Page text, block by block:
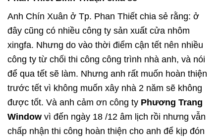
Anh Chín Xuân ở Tp. Phan Thiết chia sẻ rằng: ở
đây cũng có nhiều công ty sản xuất cửa nhôm
xingfa. Nhưng do vào thời điểm cận tết nên nhiều
công ty từ chối thi công công trình nhà anh, và nói
để qua tết sẽ làm. Nhưng anh rất muốn hoàn thiện
trước tết vì không muốn xây nhà 2 năm sẽ không
được tốt. Và anh cảm ơn công ty Phương Trang
Window vì đến ngày 18 /12 âm lịch rồi nhưng vẫn
chấp nhận thi công hoàn thiện cho anh để kịp đón